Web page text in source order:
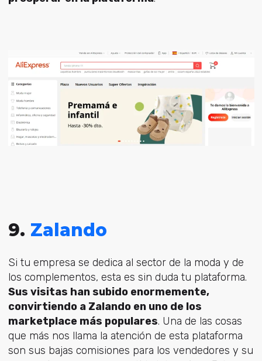
9. Zalando
Si tu empresa se dedica al sector de la moda y de
los complementos, esta es sin duda tu plataforma.
Sus visitas han subido enormemente,
convirtiendo a Zalando en uno de los
marketplace más populares. Una de las cosas
que más nos llama la atención de esta plataforma
son sus bajas comisiones para los vendedores y su